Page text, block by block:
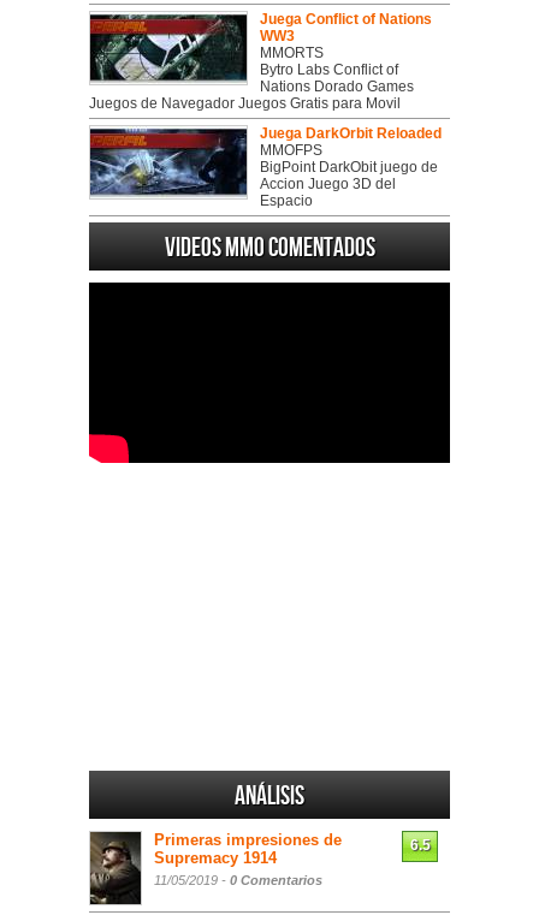
Juega Conflict of Nations
WW3
MMORTS
Bytro Labs Conflict of
Nations Dorado Games
Juegos de Navegador Juegos Gratis para Movil
Juega DarkOrbit Reloaded
MMOFPS
BigPoint DarkObit juego de
Accion Juego 3D del
Espacio
Videos MMO Comentados
Análisis
Primeras impresiones de
Supremacy 1914
11/05/2019 - 0 Comentarios
6.5